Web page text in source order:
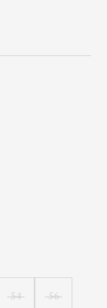
54 56